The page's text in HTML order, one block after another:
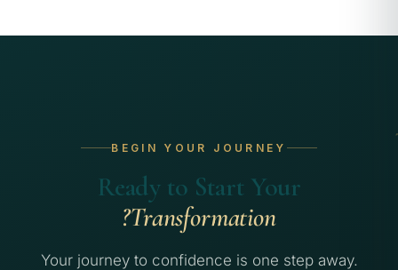
BEGIN YOUR JOURNEY
Ready to Start Your
Transformation?
Your journey to confidence is one step away.